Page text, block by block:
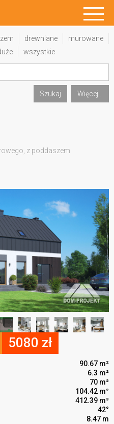
drewniane
murowane
wszystkie
Szukaj Więcej...
z poddaszem
5080 zł
90.67 m²
6.3 m²
70 m²
104.42 m²
412.39 m³
42°
8.47 m